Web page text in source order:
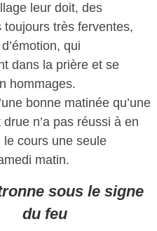
leur doit, des
toujours très ferventes,
qui
dans la prière et se
hommages.
bonne matinée qu’une
n’a pas réussi à en
le cours une seule
matin.
sous le signe
du feu